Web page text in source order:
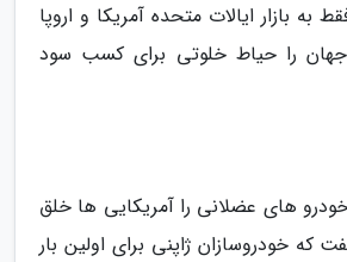
به بازار ایالات متحده آمریکا و اروپا
جهان را حیاط خلوتی برای کسب سود
های عضلانی را آمریکایی ها خلق
که خودروسازان ژاپنی برای اولین بار